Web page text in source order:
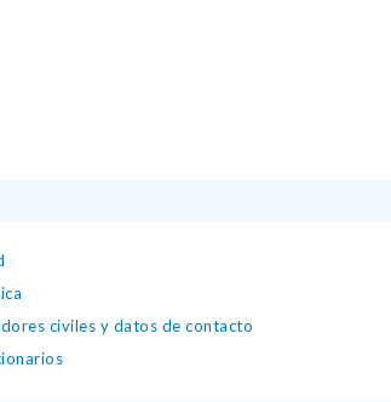
civiles y datos de contacto